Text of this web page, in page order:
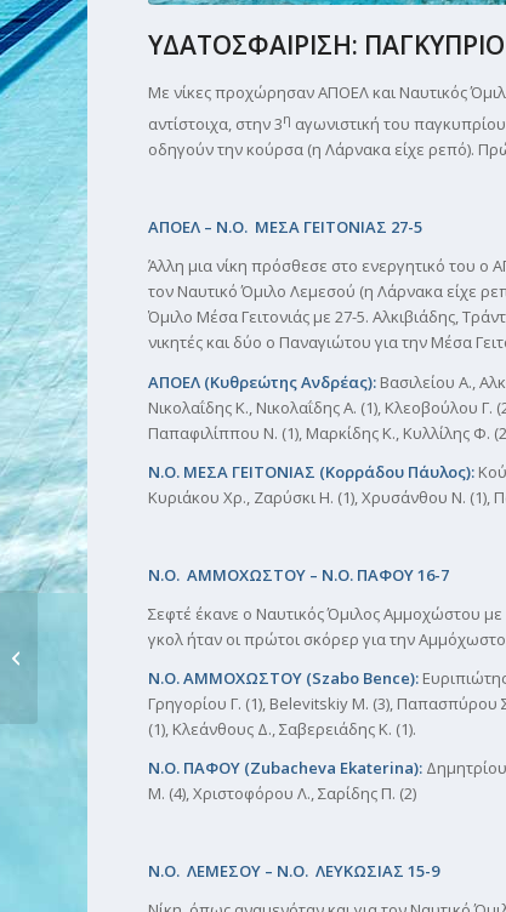
ΥΔΑΤΟΣΦΑΙΡΙΣΗ:
Με νίκες προχώρησαν ΑΠΟΕΛ και Ναυτικός
αντίστοιχα, στην 3η αγωνιστική του
οδηγούν την κούρσα (η Λάρνακα είχε ρεπό).
ΑΠΟΕΛ – Ν.Ο. ΜΕΣΑ ΓΕΙΤΟΝΙΑΣ 27-5
Άλλη μια νίκη πρόσθεσε στο ενεργητικό του ο
τον Ναυτικό Όμιλο Λεμεσού (η Λάρνακα είχε
Όμιλο Μέσα Γειτονιάς με 27-5. Αλκιβιάδης,
νικητές και δύο ο Παναγιώτου για την Μέσα
ΑΠΟΕΛ (Κυθρεώτης Ανδρέας): Βασιλείου Α.,
Νικολαΐδης Κ., Νικολαΐδης Α. (1), Κλεοβούλου Γ.
Παπαφιλίππου Ν. (1), Μαρκίδης Κ., Κυλλίλης Φ.
Ν.Ο. ΜΕΣΑ ΓΕΙΤΟΝΙΑΣ (Κορράδου Πάυλος):
Κυριάκου Χρ., Ζαρύσκι Η. (1), Χρυσάνθου Ν. (1),
N.O. ΑΜΜΟΧΩΣΤΟΥ – Ν.Ο. ΠΑΦΟΥ 16-7
Σεφτέ έκανε ο Ναυτικός Όμιλος Αμμοχώστου
γκολ ήταν οι πρώτοι σκόρερ για την
Ν.Ο. ΑΜΜΟΧΩΣΤΟΥ (Szabo Bence):
Γρηγορίου Γ. (1), Belevitskiy M. (3),
(1), Κλεάνθους Δ., Σαβερειάδης Κ. (1).
Ν.Ο. ΠΑΦΟΥ (Zubacheva Ekaterina):
Μ. (4), Χριστοφόρου Λ., Σαρίδης Π. (2)
Ν.Ο. ΛΕΜΕΣΟΥ – Ν.Ο. ΛΕΥΚΩΣΙΑΣ 15-9
Εύκολες αποστολές...